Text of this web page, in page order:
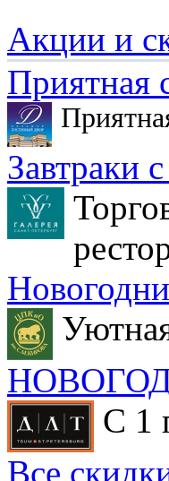
Акции и
Приятная
Завтраки
С 1
Все